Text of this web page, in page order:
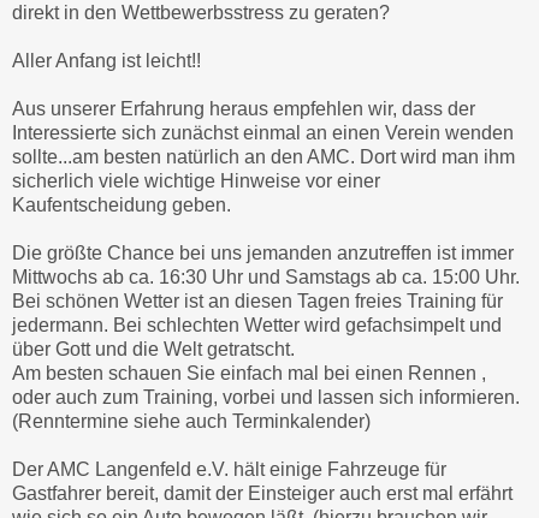
direkt in den Wettbewerbsstress zu geraten?
Aller Anfang ist leicht!!
Aus unserer Erfahrung heraus empfehlen wir, dass der
Interessierte sich zunächst einmal an einen Verein wenden
sollte...am besten natürlich an den AMC. Dort wird man ihm
sicherlich viele wichtige Hinweise vor einer
Kaufentscheidung geben.
Die größte Chance bei uns jemanden anzutreffen ist immer
Mittwochs ab ca. 16:30 Uhr und Samstags ab ca. 15:00 Uhr.
Bei schönen Wetter ist an diesen Tagen freies Training für
jedermann. Bei schlechten Wetter wird gefachsimpelt und
über Gott und die Welt getratscht.
Am besten schauen Sie einfach mal bei einen Rennen ,
oder auch zum Training, vorbei und lassen sich informieren.
(Renntermine siehe auch Terminkalender)
Der AMC Langenfeld e.V. hält einige Fahrzeuge für
Gastfahrer bereit, damit der Einsteiger auch erst mal erfährt